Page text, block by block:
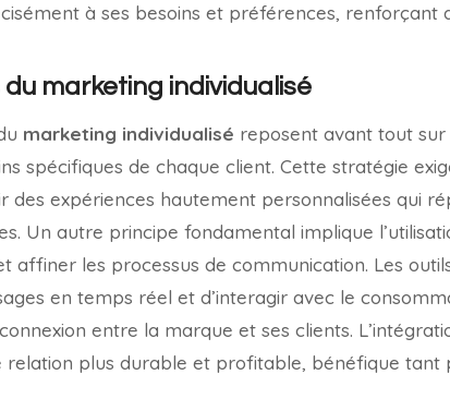
à ses besoins et préférences, renforçant
du marketing individualisé
marketing individualisé reposent avant tout
spécifiques de chaque client. Cette stratégie
des expériences hautement personnalisées qui
Un autre principe fondamental implique
affiner les processus de communication. Les
en temps réel et d’interagir avec le
entre la marque et ses clients.
relation plus durable et profitable, bénéfique tant